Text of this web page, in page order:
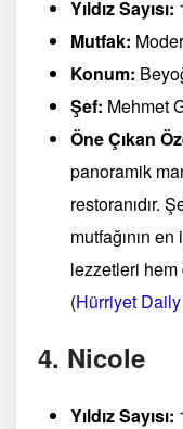
Yıldız Sayısı:
Mutfak:
Konum:
Şef: Mehmet
Öne Çıkan
panoramik
restoranıdır.
mutfağının
lezzetleri
(Hürriyet
4. Nicole
Yıldız Sayısı: